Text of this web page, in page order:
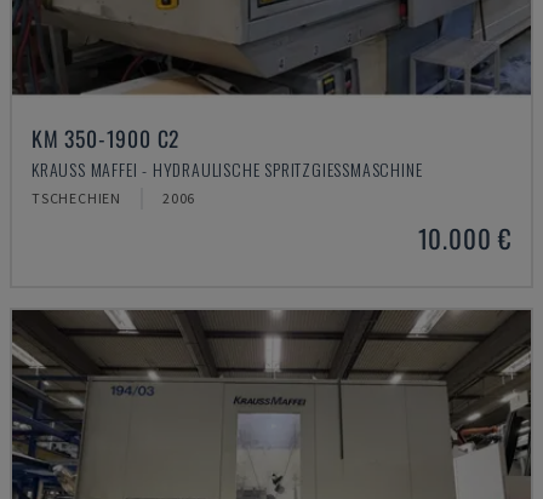
KM 350-1900 C2
KRAUSS MAFFEI - HYDRAULISCHE SPRITZGIESSMASCHINE
TSCHECHIEN 2006
10.000 €